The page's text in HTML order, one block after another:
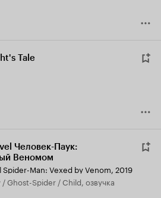
Tale
Человек-Паук:
Веномом
Spider-Man: Vexed by Venom, 2019
/ Ghost-Spider / Child, озвучка